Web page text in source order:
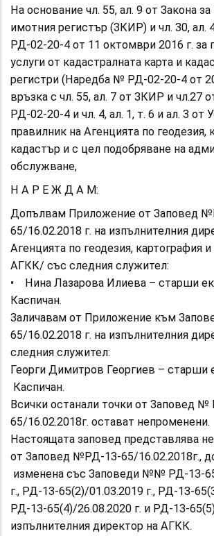
На основание чл. 55, ал. 9 от Закона
имотния регистър (ЗКИР) и чл. 30,
РД-02-20-4 от 11 октомври 2016 г. за
услуги от кадастралната карта и
регистри (Наредба № РД-02-20-4 от
връзка с чл. 55, ал. 7 от ЗКИР и чл.27
РД-02-20-4 и чл. 4, ал. 1, т. 6 и ал. 3 от
правилник на Агенцията по геодезия,
кадастър и с цел подобряване на
обслужване,
Н А Р Е Ж Д А М:
Допълвам Приложение от Заповед
65/16.02.2018 г. на изпълнителния
Агенцията по геодезия, картография
АГКК/ със следния служител:
• Нина Лазарова Илиева – старши
Каспичан.
Заличавам от Приложение към
65/16.02.2018 г. на изпълнителния
следния служител:
Георги Димитров Георгиев – старши
Каспичан.
Всички останали точки от Заповед
65/16.02.2018г. остават непроменени.
Настоящата заповед представлява
от Заповед №РД-13-65/16.02.2018г.,
изменена със Заповеди №№ РД-13-
г., РД-13-65(2)/01.03.2019 г., РД-13-
РД-13-65(4)/26.08.2020 г. и РД-13-
изпълнителния директор на АГКК.